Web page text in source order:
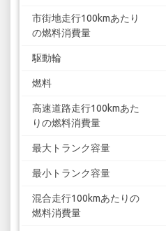
市街地走行100kmあたり
の燃料消費量
駆動輪
燃料
高速道路走行100kmあた
りの燃料消費量
最大トランク容量
最小トランク容量
混合走行100kmあたりの
燃料消費量